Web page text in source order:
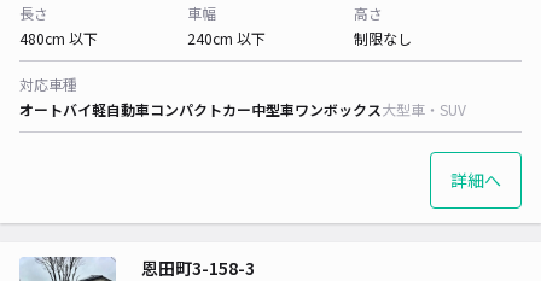
長さ
480cm 以下
車幅
240cm 以下
高さ
制限なし
対応車種
オートバイ軽自動車コンパクトカー中型車ワンボックス大型車・SUV
詳細へ
恩田町3-158-3